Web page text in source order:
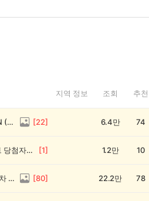
지역 정보 조회 추천
전원 1,000캐시! 🥳 우리 동네 썰전 14회차 OPEN (~8/17) [22] 6.4만 74
💰[당첨자 발표] 26회차 우리 동네 정보왕 이벤트 당첨자를 발표합니다! [1] 1.2만 10
💸 전원 2,000캐시 지급! 우리 동네 정보왕 27회차 (~8/10) [80] 22.2만 78